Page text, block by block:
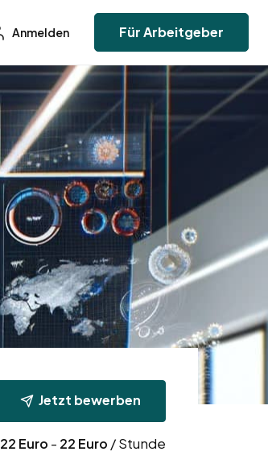
Anmelden Für Arbeitgeber
Jetzt bewerben
22 Euro - 22 Euro / Stunde